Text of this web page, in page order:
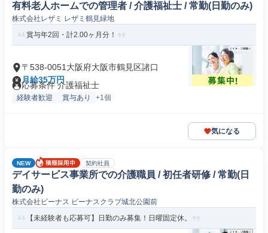
有料老人ホームでの管理者 / 介護福祉士 / 常勤(日勤のみ)
株式会社レザミ レザミ鶴見緑地
賞与年2回・計2.00ヶ月分！
〒538-0051大阪府大阪市鶴見区諸口
月給35万円
応募条件 介護福祉士
経験者歓迎 賞与あり +1個
気になる
NEW 契約社員
デイサービス事業所での介護職員 / 初任者研修 / 常勤(日
勤のみ)
株式会社ビーナス ビーナスクラブ城北公園前
【未経験者も応募可】日勤のみ募集！日曜固定休。